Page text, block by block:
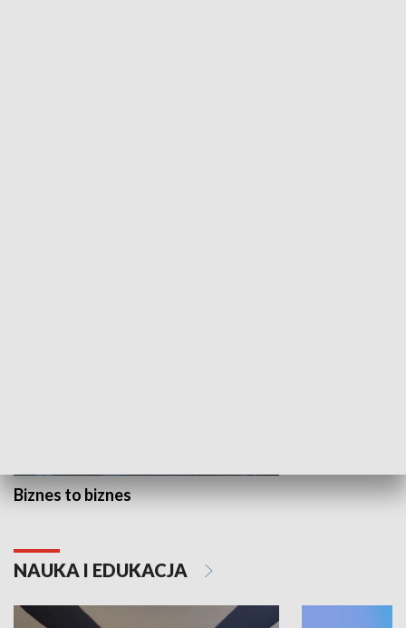
Biznes to biznes
NAUKA I EDUKACJA